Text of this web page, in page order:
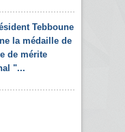
Tebboune
la médaille de
de mérite
"...